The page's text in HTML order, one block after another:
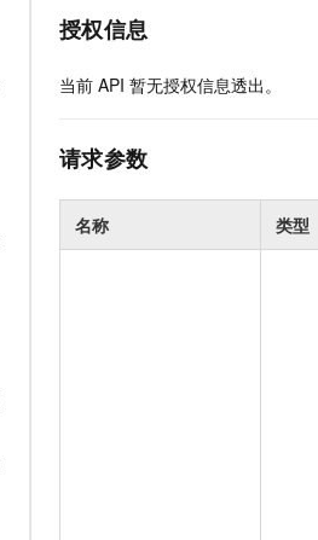
授权信息
当前 API 暂无授权信息透出。
请求参数
名称 类型
大模型服务
千问AI平台-Token Plan NEW
千问AI平台-模型体验
在线体验全尺寸、多种模态的模型效果
Happy 系列大模型
140+云产品 免费试用
AI空中课堂在线直播课堂（旗舰版）
生态解决方案
行业生态解决方案
AI 开发和 AI 应用解决方案
入门学习赛